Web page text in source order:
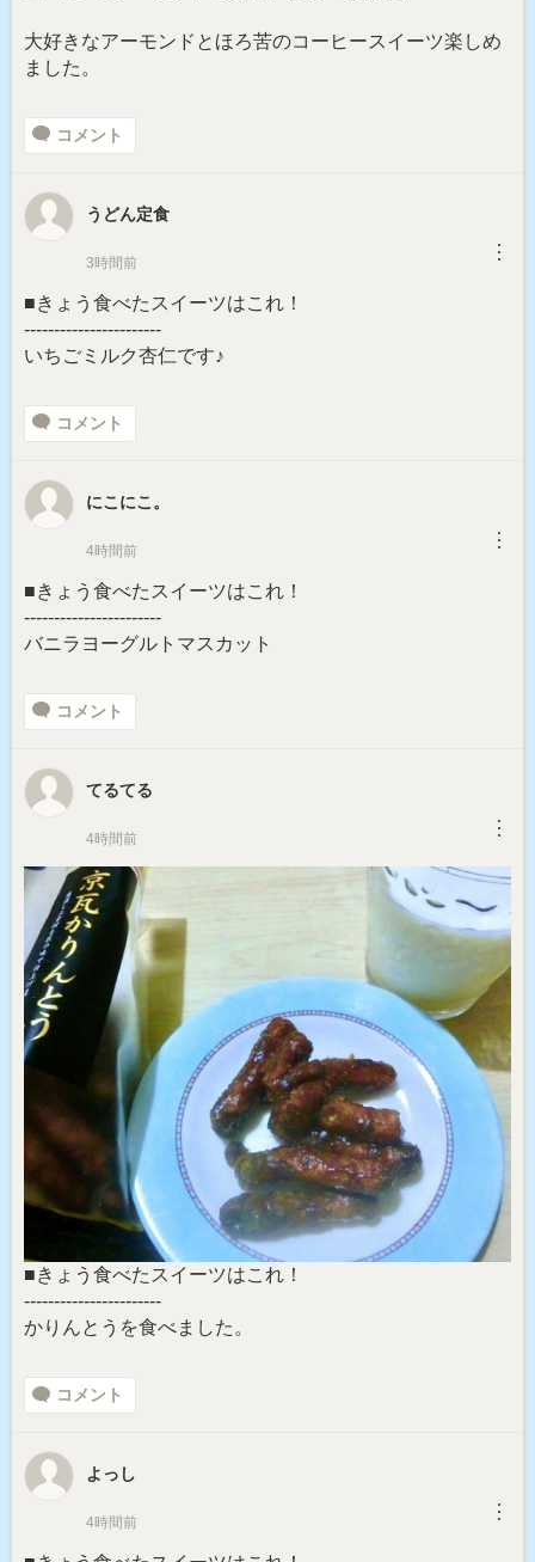
大好きなアーモンドとほろ苦のコーヒースイーツ楽しめ
ました。
コメント
うどん定食
3時間前 ︙
■きょう食べたスイーツはこれ！
-----------------------
いちごミルク杏仁です♪
コメント
にこにこ。
4時間前 ︙
■きょう食べたスイーツはこれ！
-----------------------
バニラヨーグルトマスカット
コメント
てるてる
4時間前 ︙
■きょう食べたスイーツはこれ！
-----------------------
かりんとうを食べました。
コメント
よっし
4時間前 ︙